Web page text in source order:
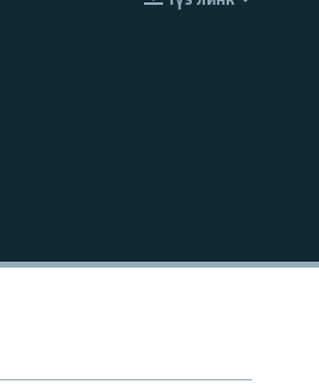
EMBED